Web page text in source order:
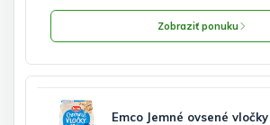
Zobraziť ponuku
Emco Jemné ovsené